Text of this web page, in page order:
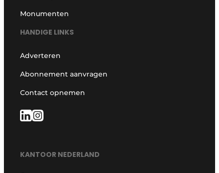
Monumenten
HANDIGE LINKS
Adverteren
Abonnement aanvragen
Contact opnemen
KANTOOR NEDERLAND